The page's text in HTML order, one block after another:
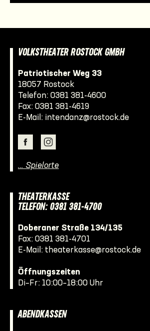
VOLKSTHEATER ROSTOCK GMBH
Patriotischer Weg 33
18057 Rostock
Telefon: 0381 381-4600
Fax: 0381 381-4619
E-Mail: intendanz@rostock.de
… Spielorte
THEATERKASSE
TELEFON: 0381 381-4700
Doberaner Straße 134/135
Fax: 0381 381-4701
E-Mail: theaterkasse@rostock.de
Öffnungszeiten
Di–Fr: 10:00–18:00 Uhr
ABENDKASSEN